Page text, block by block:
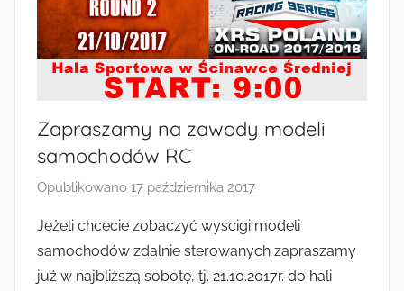
Zapraszamy na zawody modeli
samochodów RC
Opublikowano 17 października 2017
z
e
z
Jeżeli chcecie zobaczyć wyścigi modeli
samochodów zdalnie sterowanych zapraszamy
już w najbliższą sobotę, tj. 21.10.2017r. do hali